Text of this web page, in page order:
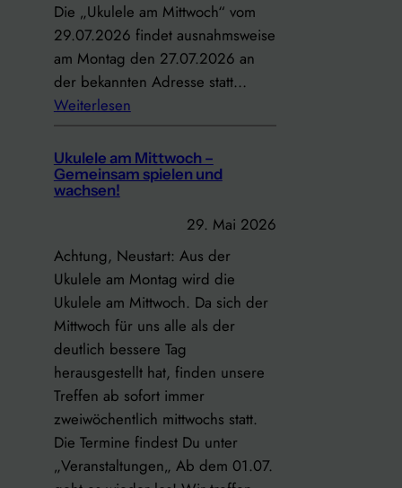
Die „Ukulele am Mittwoch“ vom
29.07.2026 findet ausnahmsweise
am Montag den 27.07.2026 an
der bekannten Adresse statt…
Weiterlesen:
k
u
e
a
m
M
i
t
t
w
o
c
Ukulele am Mittwoch –
Gemeinsam spielen und
wachsen!
29. Mai 2026
Achtung, Neustart: Aus der
Ukulele am Montag wird die
Ukulele am Mittwoch. Da sich der
Mittwoch für uns alle als der
deutlich bessere Tag
herausgestellt hat, finden unsere
Treffen ab sofort immer
zweiwöchentlich mittwochs statt.
Die Termine findest Du unter
„Veranstaltungen„ Ab dem 01.07.